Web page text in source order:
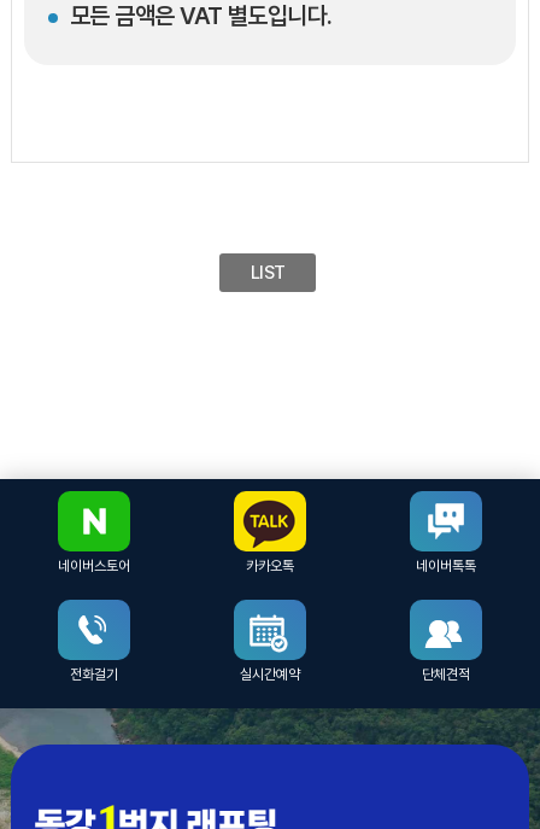
모든 금액은 VAT 별도입니다.
LIST
네이버스토어 카카오톡 네이버톡톡
전화걸기 실시간예약 단체견적